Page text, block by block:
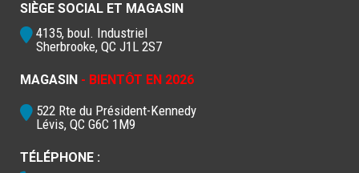
SIÈGE SOCIAL ET MAGASIN
4135, boul. Industriel
Sherbrooke, QC J1L 2S7
MAGASIN - BIENTÔT EN 2026
522 Rte du Président-Kennedy
Lévis, QC G6C 1M9
TÉLÉPHONE :